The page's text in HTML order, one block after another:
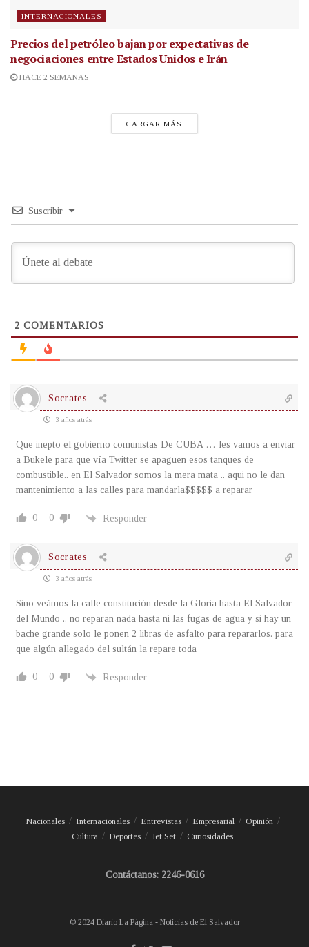
INTERNACIONALES
Precios del petróleo bajan por expectativas de
negociaciones entre Estados Unidos e Irán
HACE 2 SEMANAS
CARGAR MÁS
Suscribir
2 COMENTARIOS
Socrates
3 años atrás
Que inepto el gobierno comunistas De CUBA … les vamos a enviar
a Bukele para que vía Twitter se apaguen esos tanques de
combustible.. en El Salvador somos la mera mata .. aqui no le dan
mantenimiento a las calles para mandarla$$$$$ a reparar
0 0 Responder
Socrates
3 años atrás
Sino veámos la calle constitución desde la Gloria hasta El Salvador
del Mundo .. no reparan nada hasta ni las fugas de agua y si hay un
bache grande solo le ponen 2 libras de asfalto para repararlos. para
que algún allegado del sultán la repare toda
0 0 Responder
Nacionales Internacionales Entrevistas Empresarial
Opinión
Cultura
Deportes Jet Set Curiosidades
Contáctanos: 2246-0616
© 2024 Diario La Página - Noticias de El Salvador